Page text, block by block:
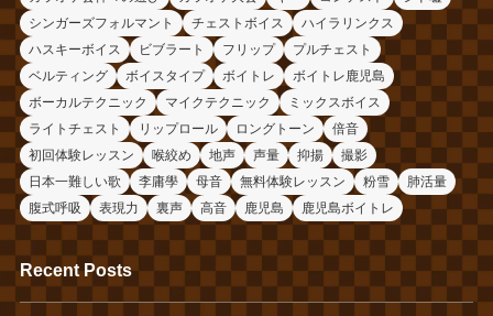
シンガーズフォルマント
チェストボイス
ハイラリンクス
ハスキーボイス
ビブラート フリップ
プルチェスト
ベルティング
ボイスタイプ ボイトレ
ボイトレ鹿児島
ボーカルテクニック
マイクテクニック
ミックスボイス
ライトチェスト
リップロール ロングトーン
倍音
初回体験レッスン
喉絞め 地声 声量 抑揚
撮影
日本一難しい歌
李庸學 母音 無料体験レッスン 粉雪
肺活量
腹式呼吸
表現力 裏声 高音 鹿児島 鹿児島ボイトレ
Recent Posts